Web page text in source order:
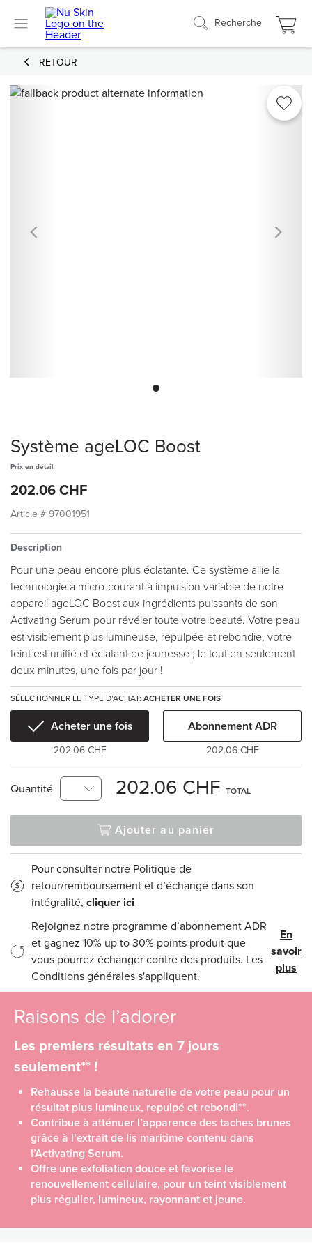
Recherche
RETOUR
Système ageLOC Boost
Prix ​​en détail
202.06 CHF
Article # 97001951
Description
Pour une peau encore plus éclatante. Ce système allie la
technologie à micro-courant à impulsion variable de notre
appareil ageLOC Boost aux ingrédients puissants de son
Activating Serum pour révéler toute votre beauté. Votre peau
est visiblement plus lumineuse, repulpée et rebondie, votre
teint est unifié et éclatant de jeunesse ; le tout en seulement
deux minutes, une fois par jour !
SÉLECTIONNER LE TYPE D’ACHAT: ACHETER UNE FOIS
Acheter une fois
202.06 CHF
Abonnement ADR
202.06 CHF
Quantité 202.06 CHF TOTAL
Ajouter au panier
Pour consulter notre Politique de
retour/remboursement et d’échange dans son
intégralité, cliquer ici
Rejoignez notre programme d’abonnement ADR
et gagnez 10% up to 30% points produit que
vous pourrez échanger contre des produits. Les
Conditions générales s'appliquent.
En
savoir
plus
Raisons de l’adorer
Les premiers résultats en 7 jours
seulement** !
Rehausse la beauté naturelle de votre peau pour un
résultat plus lumineux, repulpé et rebondi**.
Contribue à atténuer l’apparence des taches brunes
grâce à l’extrait de lis maritime contenu dans
l’Activating Serum.
Offre une exfoliation douce et favorise le
renouvellement cellulaire, pour un teint visiblement
plus régulier, lumineux, rayonnant et jeune.